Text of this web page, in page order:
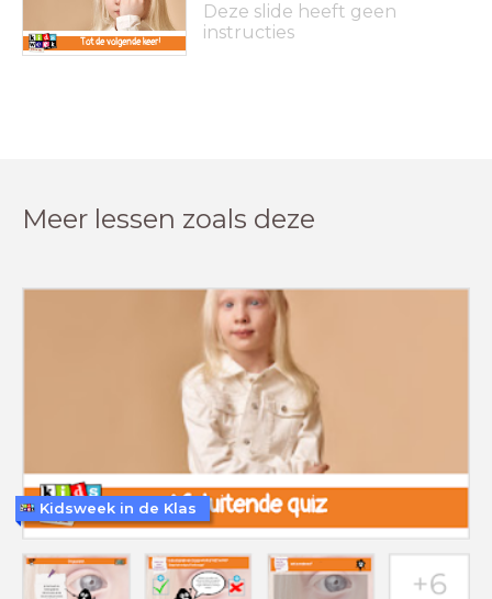
Tot de volgende keer!
Deze slide heeft geen
instructies
Meer lessen zoals deze
Kidsweek in de Klas